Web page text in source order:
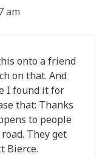
am
onto a friend
on that. And
I found it for
that: Thanks
to people
They get
Bierce.